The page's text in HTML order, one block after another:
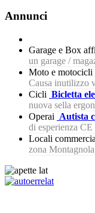
Annunci
Garage e Box
un garage /
Moto e motocicli
Causa inutilizzo
Cicli Bicletta
nuova sella
Operai Autista
di esperienza
Locali
zona